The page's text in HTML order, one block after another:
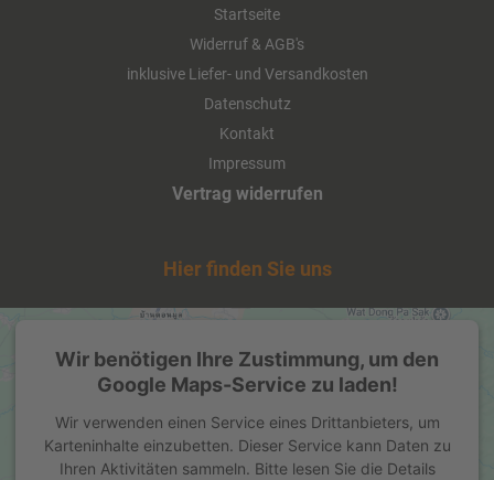
Details
Mezzo Mix Orange 12 x 1,0 Liter
( inkl. 19 % MwSt. zzgl. Versandkosten)
Details
Startseite
Widerruf & AGB's
inklusive Liefer- und Versandkosten
Datenschutz
Kontakt
Impressum
Vertrag widerrufen
Hier finden Sie uns
Wir benötigen Ihre Zustimmung, um den
Google Maps-Service zu laden!
Wir verwenden einen Service eines Drittanbieters, um
Karteninhalte einzubetten. Dieser Service kann Daten zu
Ihren Aktivitäten sammeln. Bitte lesen Sie die Details